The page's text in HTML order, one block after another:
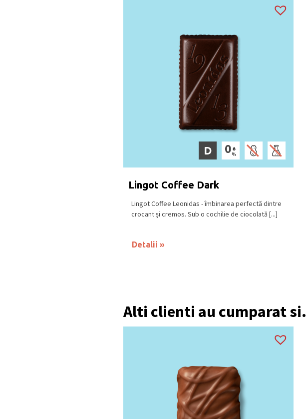
D
Lingot Coffee Dark
Lingot Coffee Leonidas - îmbinarea perfectă dintre
crocant și cremos. Sub o cochilie de ciocolată [...]
Detalii
Alti clienti au cumparat